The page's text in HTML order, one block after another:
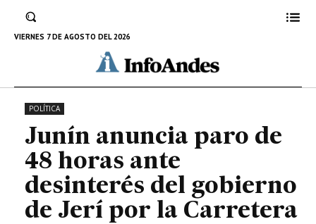
VIERNES 7 DE AGOSTO DEL 2026
presupuesto de la Nueva Carretera Central y
rechazar su ejecución vía APP.
10 DE FEBRERO DE 2026
POLÍTICA
Junín anuncia paro de
48 horas ante
desinterés del gobierno
de Jerí por la Carretera